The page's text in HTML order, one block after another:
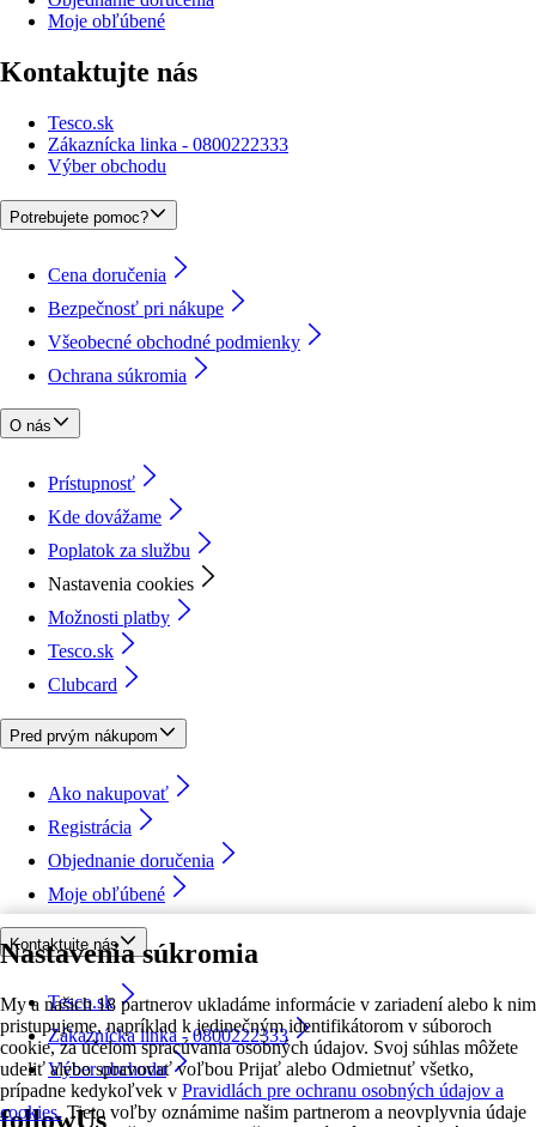
Nastavenia súkromia
My a našich 18 partnerov ukladáme informácie v zariadení alebo k nim
pristupujeme, napríklad k jedinečným identifikátorom v súboroch
cookie, za účelom spracúvania osobných údajov. Svoj súhlas môžete
udeliť alebo spravovať voľbou Prijať alebo Odmietnuť všetko,
prípadne kedykoľvek v Pravidlách pre ochranu osobných údajov a
cookies. Tieto voľby oznámime našim partnerom a neovplyvnia údaje
Moje obľúbené
Kontaktujte nás
Tesco.sk
Zákaznícka linka - 0800222333
Výber obchodu
Potrebujete pomoc?
Cena doručenia
Bezpečnosť pri nákupe
Všeobecné obchodné podmienky
Ochrana súkromia
O nás
Prístupnosť
Kde dovážame
Poplatok za službu
Nastavenia cookies
Možnosti platby
Tesco.sk
Clubcard
Pred prvým nákupom
Ako nakupovať
Registrácia
Objednanie doručenia
Moje obľúbené
Kontaktujte nás
Tesco.sk
Zákaznícka linka - 0800222333
Výber obchodu
followUs